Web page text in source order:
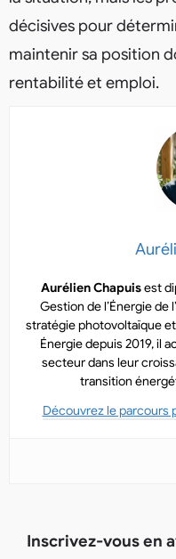
décisives pour
maintenir sa position
rentabilité et emploi.
Aurélien Chapuisest
Gestion de l’Énergie de
stratégie photovoltaïque
Énergie depuis 2019, il
secteur dans leur
transition
Découvrez le parcours
Inscrivez-vous en